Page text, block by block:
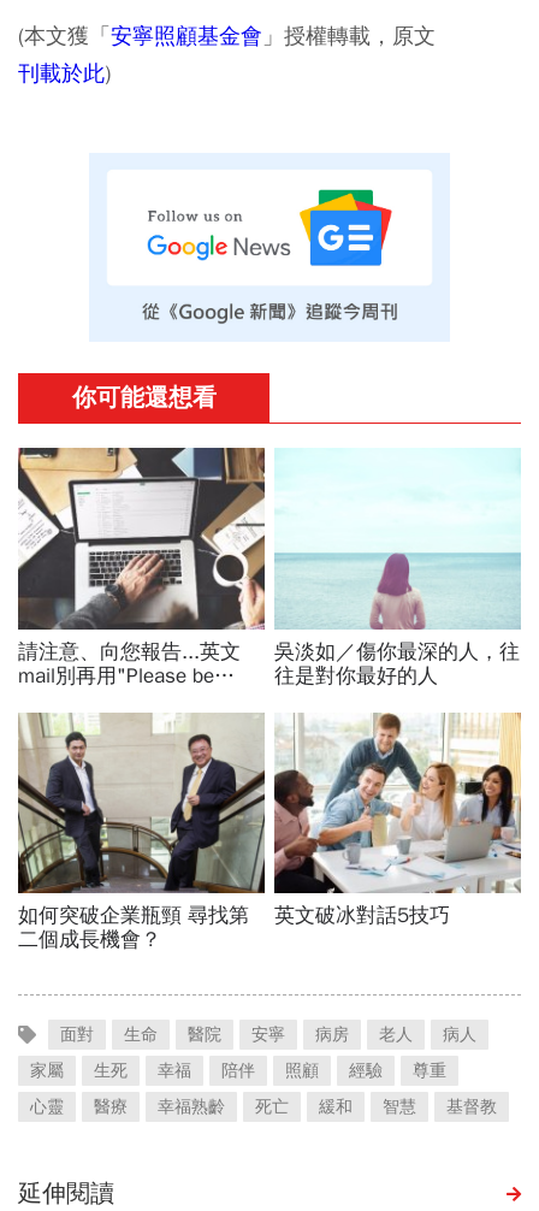
(本文獲「安寧照顧基金會 」授權轉載，原文
刊載於此)
面對 生命 醫院 安寧 病房 老人
病人
家屬
生死 幸福 陪伴 照顧 經驗
尊重
心靈
醫療 幸福熟齡 死亡 緩和 智慧 基督教
延伸閱讀